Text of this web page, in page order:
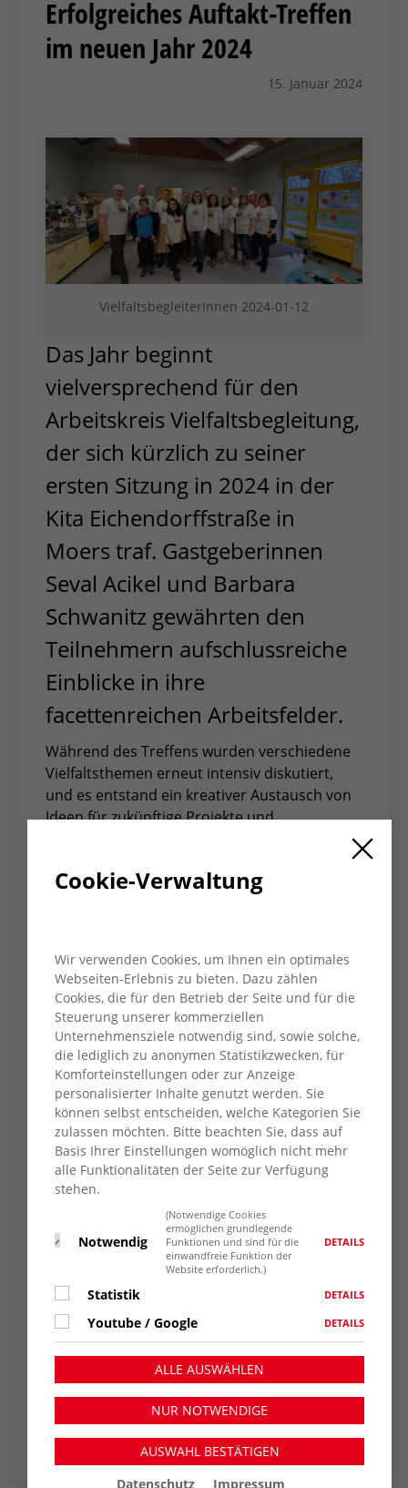
Erfolgreiches Auftakt-Treffen
im neuen Jahr 2024
15. Januar 2024
VielfaltsbegleiterInnen 2024-01-12
Das Jahr beginnt
vielversprechend für den
Arbeitskreis Vielfaltsbegleitung,
der sich kürzlich zu seiner
ersten Sitzung in 2024 in der
Kita Eichendorffstraße in
Moers traf. Gastgeberinnen
Seval Acikel und Barbara
Schwanitz gewährten den
Teilnehmern aufschlussreiche
Einblicke in ihre
facettenreichen Arbeitsfelder.
Während des Treffens wurden verschiedene
Vielfaltsthemen erneut intensiv diskutiert,
und es entstand ein kreativer Austausch von
Ideen für zukünftige Projekte und
inklusive und offene Umgebung zu fördern.
Fast alle Bereiche des AWO KV Wesel sind
mittlerweile im Arbeitskreis gut vertreten, was
auf eine breite Unterstützung und Interesse
an der Förderung von Vielfalt innerhalb der
Organisation hindeutet.
Der Arbeitskreis Vielfaltsbegleitung setzt
somit auch im Jahr 2024 sein Engagement für
eine vielfältige und inklusive Arbeitswelt fort,
um die AWO KV Wesel als Vorreiter in diesem
Bereich zu etablieren. Wir freuen uns auf
weitere inspirierende Treffen und die
Umsetzung spannender Projekte im Laufe des
Jahres.
Foto: Das wachsende Team der
Vielfaltsbegleiter*innen in der AWO KV Wesel
ZURÜCK ZUR
NACHRICHTENÜBERSICHT
Cookie-Verwaltung
Wir verwenden Cookies, um Ihnen ein optimales
Webseiten-Erlebnis zu bieten. Dazu zählen
Cookies, die für den Betrieb der Seite und für die
Steuerung unserer kommerziellen
Unternehmensziele notwendig sind, sowie solche,
die lediglich zu anonymen Statistikzwecken, für
Komforteinstellungen oder zur Anzeige
personalisierter Inhalte genutzt werden. Sie
können selbst entscheiden, welche Kategorien Sie
zulassen möchten. Bitte beachten Sie, dass auf
Basis Ihrer Einstellungen womöglich nicht mehr
alle Funktionalitäten der Seite zur Verfügung
stehen.
Notwendig
(Notwendige Cookies
ermöglichen grundlegende
Funktionen und sind für die
einwandfreie Funktion der
Website erforderlich.)
DETAILS
Statistik DETAILS
Youtube / Google DETAILS
ALLE AUSWÄHLEN
NUR NOTWENDIGE
AUSWAHL BESTÄTIGEN
Datenschutz
Impressum